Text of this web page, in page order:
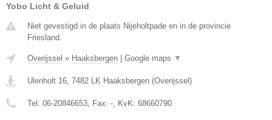
Yobo Licht & Geluid
Niet gevestigd in de plaats Nijeholtpade en in de provincie
Friesland.
Overijssel » Haaksbergen Google maps ▼
Ulenholt 16 7482 LK Haaksbergen (Overijssel )
Tel: 06-20846653 , Fax: - , KvK: 68660790